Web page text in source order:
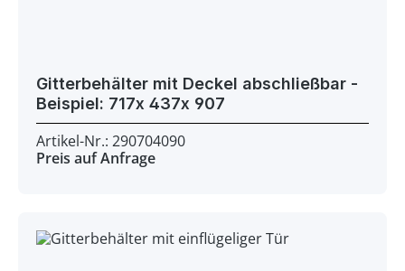
Gitterbehälter mit Deckel abschließbar -
Beispiel: 717x 437x 907
Artikel-Nr.: 290704090
Preis auf Anfrage